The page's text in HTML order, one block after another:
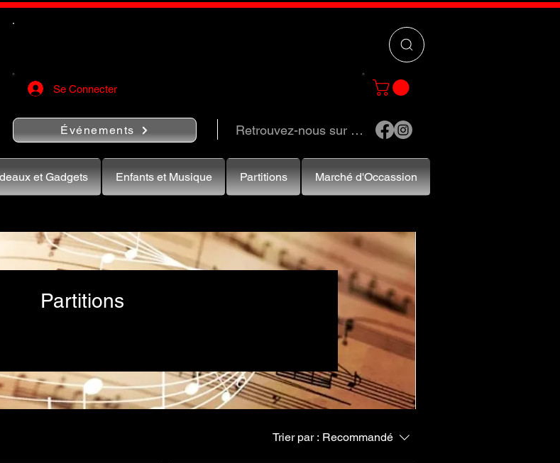
Se Connecter
Événements Retrouvez-nous sur …
Partitions
et des techniques pour développer les compétences
permettent aux musiciens, qu'ils soient débutants ou avancés,
de nouveaux répertoires et de perfectionner leur art.
Trier par : Recommandé
et Gadgets Enfants et Musique Partitions Marché d'Occassion